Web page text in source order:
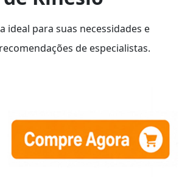
ideal para suas necessidades e
de especialistas.